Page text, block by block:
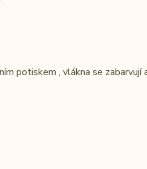
potiskem , vlákna se zabarvují